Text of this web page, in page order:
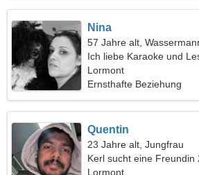
Nina
57 Jahre alt,
Ich liebe Karaoke und
Lormont
Ernsthafte Beziehung
Quentin
23 Jahre alt, Jungfrau
Kerl sucht eine Freundin
Lormont